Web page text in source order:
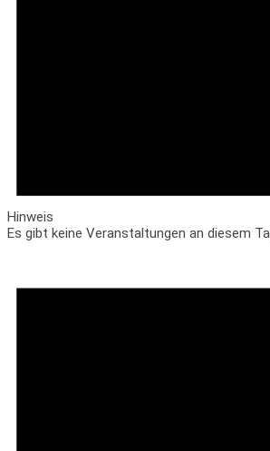
Hinweis
Es gibt keine Veranstaltungen an diesem